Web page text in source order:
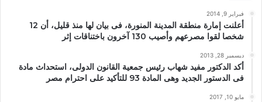
فبراير 9, 2014
أعلنت إمارة منطقة المدينة المنورة، فى بيان لها منذ قليل، أن 12
شخصا لقوا مصرعهم وأصيب 130 آخرون باختناقات إثر
ديسمبر 28, 2013
أكد الدكتور مفيد شهاب رئيس جمعية القانون الدولى، استحداث مادة
فى الدستور الجديد وهى المادة 93 للتأكيد على احترام مصر
مايو 10, 2017